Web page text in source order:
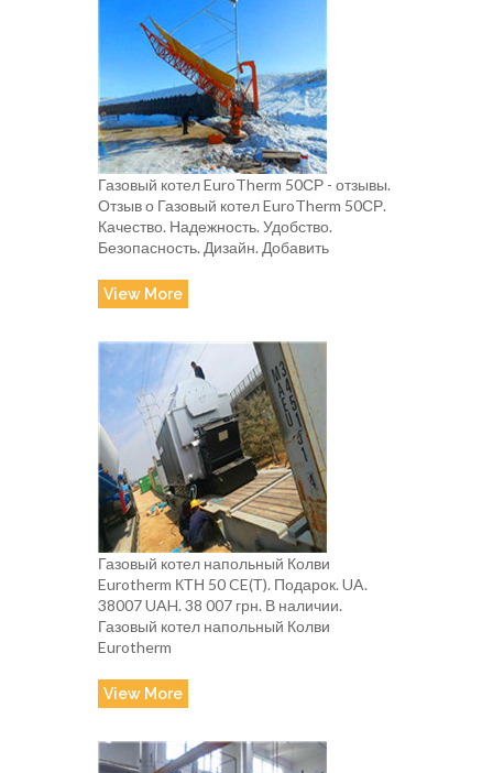
Газовый котел EuroTherm 50СР - отзывы.
Отзыв о Газовый котел EuroTherm 50СР.
Качество. Надежность. Удобство.
Безопасность. Дизайн. Добавить
View More
Газовый котел напольный Колви
Eurotherm КТН 50 CE(Т). Подарок. UA.
38007 UAH. 38 007 грн. В наличии.
Газовый котел напольный Колви
Eurotherm
View More